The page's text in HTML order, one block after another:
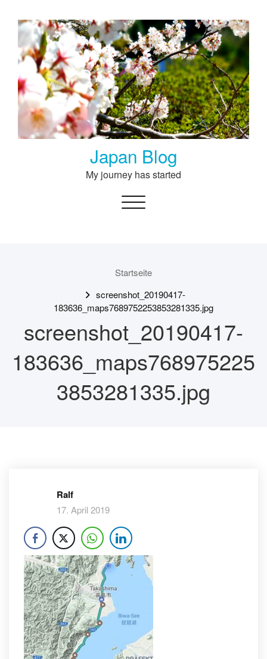
content
Japan Blog
My journey has started
Toggle navigation
Startseite
screenshot_20190417-
183636_maps7689752253853281335.jpg
screenshot_20190417-
183636_maps768975225
3853281335.jpg
Ralf
17. April 2019